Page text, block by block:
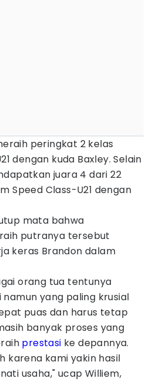
peringkat 2 kelas
dengan kuda Baxley. Selain
juara 4 dari 22
Speed Class-U21 dengan
mata bahwa
putranya tersebut
keras Brandon dalam
orang tua tentunya
yang paling krusial
puas dan harus tetap
banyak proses yang
prestasi ke depannya.
karena kami yakin hasil
usaha," ucap Williem,